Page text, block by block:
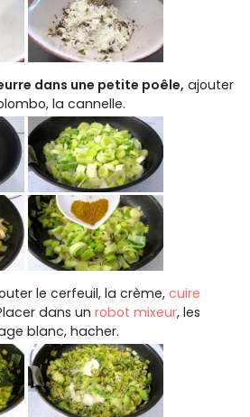
dans une petite poêle, ajouter
la cannelle.
le cerfeuil, la crème, cuire
dans un robot mixeur, les
blanc, hacher.